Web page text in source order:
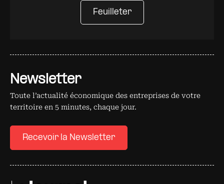
Newsletter
Toute l’actualité économique des entreprises de votre
territoire en 5 minutes, chaque jour.
Recevoir la Newsletter
Feuilleter